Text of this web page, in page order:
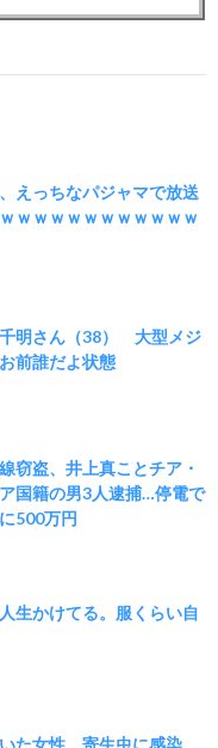
えっちなパジャマで放送
ｗｗｗｗｗｗｗｗｗｗｗ
千明さん（38） 大型メジ
前誰だよ状態
窃盗、井上真ことチア・
国籍の男3人逮捕…停電で
500万円
生かけてる。服くらい自
た女性、寄生虫に感染